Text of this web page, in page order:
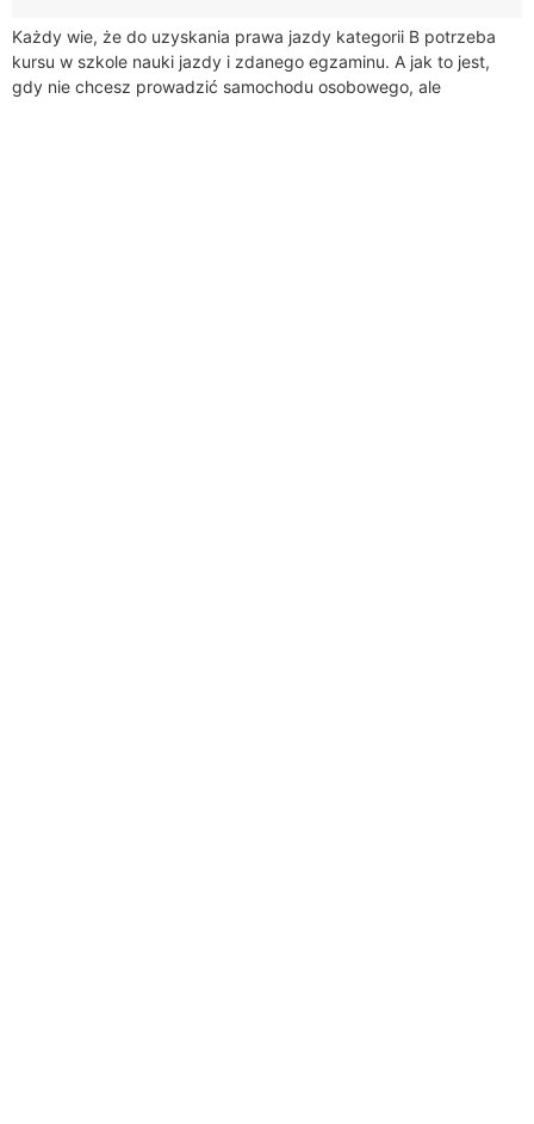
Każdy wie, że do uzyskania prawa jazdy kategorii B potrzeba
kursu w szkole nauki jazdy i zdanego egzaminu. A jak to jest,
gdy nie chcesz prowadzić samochodu osobowego, ale